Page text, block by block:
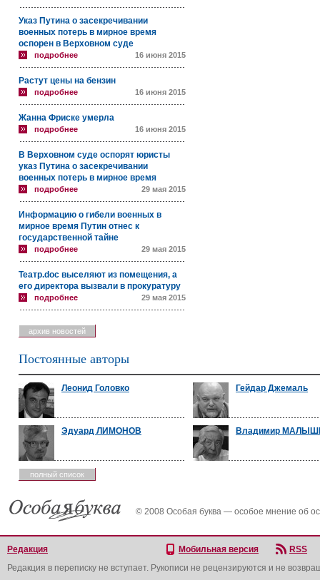
Указ Путина о засекречивании
военных потерь в мирное время
оспорен в Верховном суде
подробнее 16 июня 2015
Растут цены на бензин
подробнее 16 июня 2015
Жанна Фриске умерла
подробнее 16 июня 2015
В Верховном суде оспорят юристы
указ Путина о засекречивании
военных потерь в мирное время
подробнее 29 мая 2015
Информацию о гибели военных в
мирное время Путин отнес к
государственной тайне
подробнее 29 мая 2015
Театр.doc выселяют из помещения, а
его директора вызвали в прокуратуру
подробнее 29 мая 2015
архив новостей
Постоянные авторы
Леонид Головко Гейдар Джемаль
Эдуард ЛИМОНОВ Владимир
полный список
© 2008 Особая буква — особое мнение об
Редакция Мобильная версия
RSS
Редакция в переписку не вступает. Рукописи не рецензируются и не